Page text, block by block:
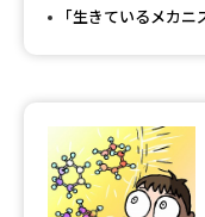
「生きているメカ